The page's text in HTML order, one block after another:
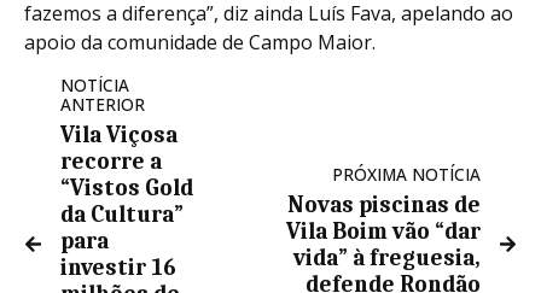
fazemos a diferença”, diz ainda Luís Fava, apelando ao
apoio da comunidade de Campo Maior.
NOTÍCIA
ANTERIOR
Vila Viçosa
recorre a
“Vistos Gold
da Cultura”
para
investir 16
PRÓXIMA NOTÍCIA
Novas piscinas de
Vila Boim vão “dar
vida” à freguesia,
defende Rondão